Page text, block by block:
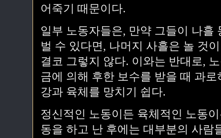
어죽기 때문이다.
일부 노동자들은, 만약 그들이 나흘
벌 수 있다면, 나머지 사흘은 놀 것
결코 그렇지 않다. 이와는 반대로,
금에 의해 후한 보수를 받을 때 과
강과 육체를 망치기 쉽다.
정신적인 노동이든 육체적인 노동
동을 하고 난 후에는 대부분의 사람